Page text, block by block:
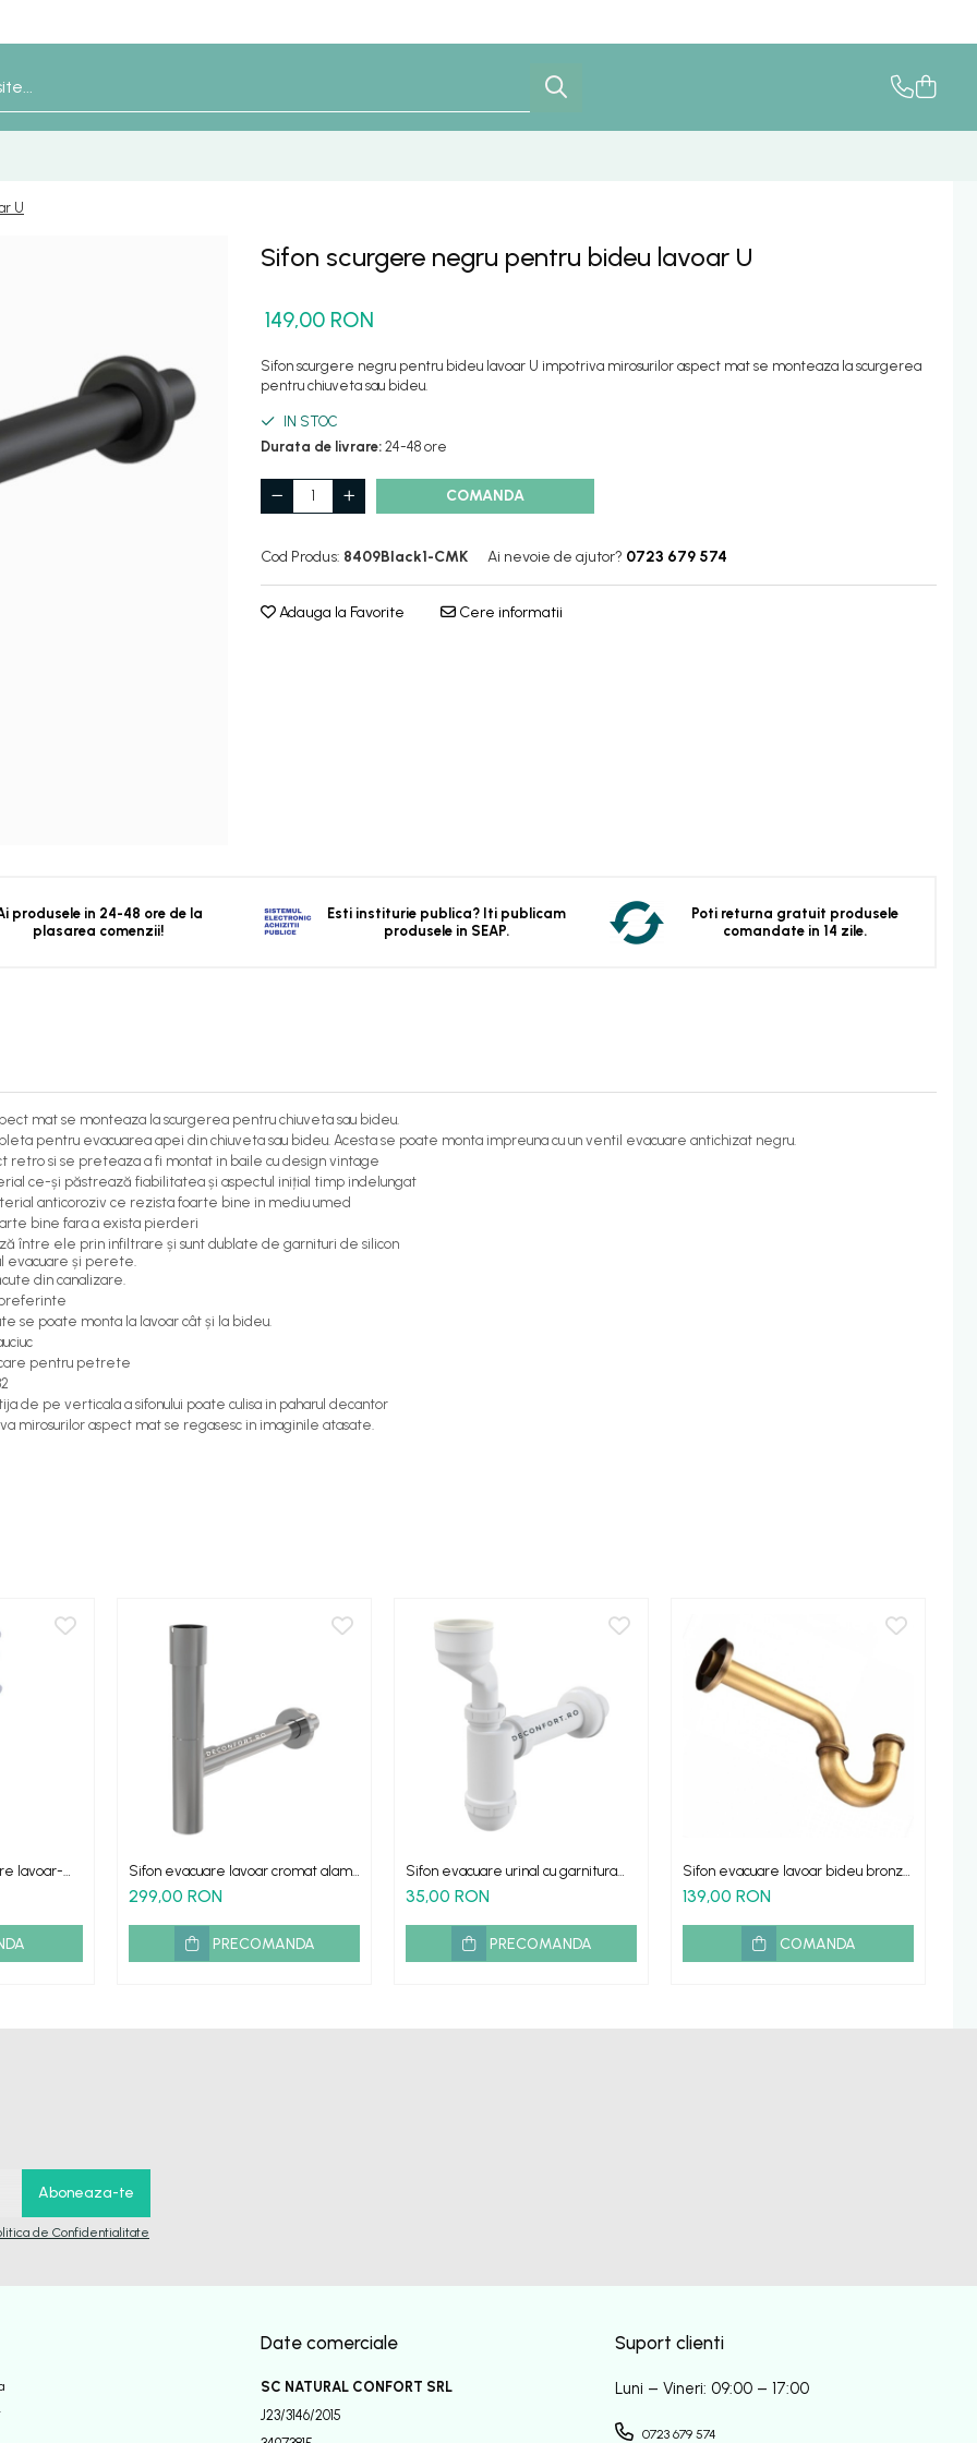
U
Sifon scurgere negru pentru bideu lavoar U
149,00 RON
Sifon scurgere negru pentru bideu lavoar U impotriva mirosurilor aspect mat se monteaza la scurgerea
pentru chiuveta sau bideu.
IN STOC
Durata de livrare: 24-48 ore
COMANDA
Cod Produs: 8409Black1-CMK Ai nevoie de ajutor? 0723 679 574
Adauga la Favorite Cere informatii
produsele in 24-48 ore de la
plasarea comenzii!
Esti institurie publica? Iti publicam
produsele in SEAP.
Poti returna gratuit produsele
comandate in 14 zile.
mat se monteaza la scurgerea pentru chiuveta sau bideu.
pentru evacuarea apei din chiuveta sau bideu. Acesta se poate monta impreuna cu un ventil evacuare antichizat negru.
retro si se preteaza a fi montat in baile cu design vintage
ce-și păstrează fiabilitatea și aspectul inițial timp indelungat
anticoroziv ce rezista foarte bine in mediu umed
bine fara a exista pierderi
între ele prin infiltrare și sunt dublate de garnituri de silicon
evacuare și perete.
din canalizare.
se poate monta la lavoar cât și la bideu.
pentru petrete
de pe verticala a sifonului poate culisa in paharul decantor
mirosurilor aspect mat se regasesc in imaginile atasate.
lavoar-
preaplin
Sifon evacuare lavoar cromat alama
scurgere chiuveta metalic
anticoroziv
299,00 RON
PRECOMANDA
Sifon evacuare urinal cu garnitura
scurgere verticala pisoar din plastic
35,00 RON
PRECOMANDA
Sifon evacuare lavoar bideu bronz
antichizat U
139,00 RON
COMANDA
de Confidentialitate
Date comerciale
SC NATURAL CONFORT SRL
J23/3146/2015
Suport clienti
Luni – Vineri: 09:00 – 17:00
0723 679 574